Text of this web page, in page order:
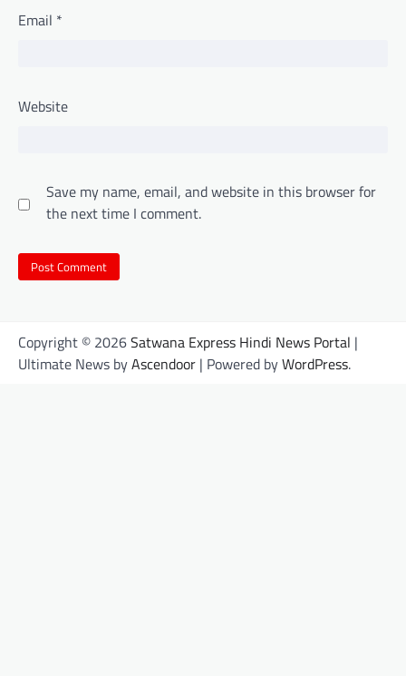
Email *
Website
Save my name, email, and website in this browser for
the next time I comment.
Copyright © 2026Satwana Express Hindi News Portal |
Ultimate News byAscendoor | Powered byWordPress.